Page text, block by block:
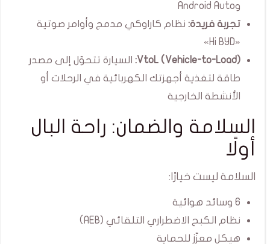
وAndroid Auto
تجربة فريدة: نظام كاراوكي مدمج وأوامر صوتية
«Hi BYD»
VtoL (Vehicle-to-Load):
السيارة تتحوّل إلى مصدر
طاقة لتغذية أجهزتك الكهربائية في الرحلات أو
الأنشطة الخارجية
السلامة والضمان: راحة البال
أولًا
السلامة ليست خيارًا:
6 وسائد هوائية
نظام الكبح الاضطراري التلقائي (AEB)
هيكل معزّز للحماية